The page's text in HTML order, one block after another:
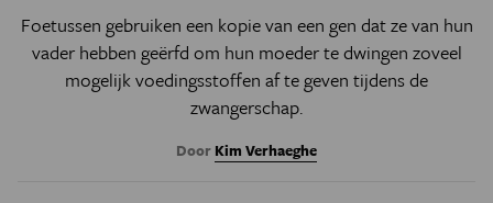
Foetussen gebruiken een kopie van een gen dat ze van hun
vader hebben geërfd om hun moeder te dwingen zoveel
mogelijk voedingsstoffen af te geven tijdens de
zwangerschap.
Door Kim Verhaeghe